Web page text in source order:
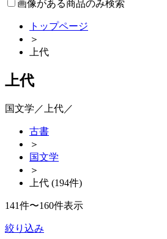
画像がある商品のみ検索
トップページ
＞
上代
上代
国文学／上代／
古書
＞
国文学
＞
上代 (194件)
141件〜160件表示
絞り込み